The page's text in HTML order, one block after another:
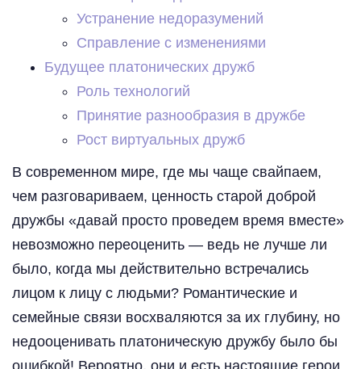
Устранение недоразумений
Справление с изменениями
Будущее платонических дружб
Роль технологий
Принятие разнообразия в дружбе
Рост виртуальных дружб
В современном мире, где мы чаще свайпаем,
чем разговариваем, ценность старой доброй
дружбы «давай просто проведем время вместе»
невозможно переоценить — ведь не лучше ли
было, когда мы действительно встречались
лицом к лицу с людьми? Романтические и
семейные связи восхваляются за их глубину, но
недооценивать платоническую дружбу было бы
ошибкой! Вероятно, они и есть настоящие герои